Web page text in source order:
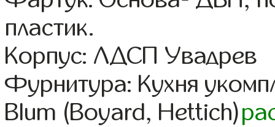
пластик.
Корпус: ЛДСП Увадрев
Фурнитура: Кухня
Blum (Boyard, Hettich)